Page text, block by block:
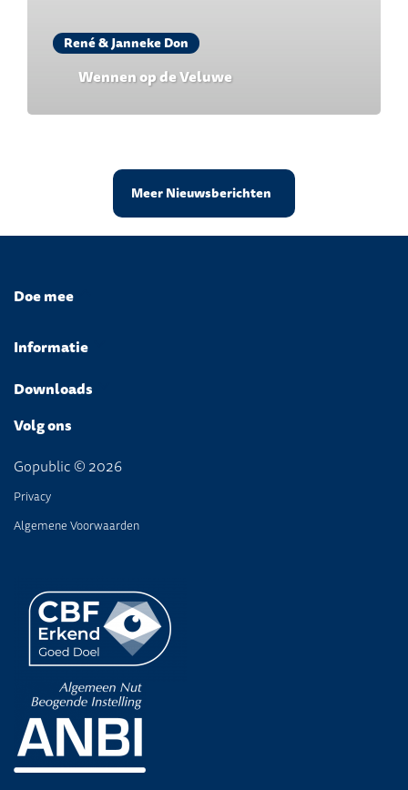
René & Janneke Don
Wennen op de Veluwe
Meer Nieuwsberichten
Doe mee
Informatie
Downloads
Volg ons
Gopublic © 2026
Privacy
Algemene Voorwaarden